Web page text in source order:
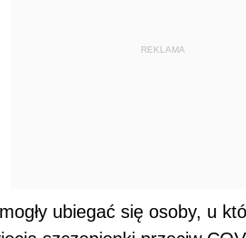
REKLAMA
ubiegać się osoby, u